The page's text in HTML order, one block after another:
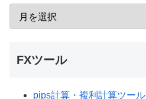
FXツール
pips計算・複利計算ツール